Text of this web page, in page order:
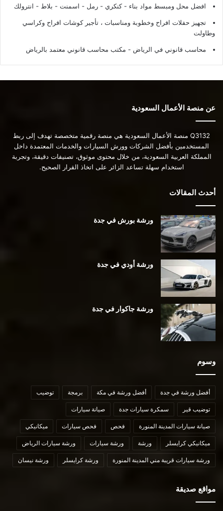
افضل محل ومبسط مواد بناء - كنكري - رمل - اسمنت - بلاط - انترولك
تجهيز حفلات افراح وخطوبة ومناسبات ، تأجير كوشات افراح وكراسي
وطاولت
محاسب قانوني في الرياض - مكتب محاسب قانوني معتمد بالرياض
عن منصة الأعمال السعودية
Q3132 منصة الأعمال السعودية هي منصة رقمية متخصصة تهدف إلى ربط
المستخدمين بأفضل الشركات وورش السيارات والخدمات المعتمدة داخل
المملكة العربية السعودية، من خلال محتوى موثوق، تصنيفات دقيقة، وتجربة
استخدام سهلة تساعد الزائر على اتخاذ القرار الصحيح.
أحدث المقالات
ورشة بورش في جدة
ورشة أودي في جدة
ورشة جاكوار في جدة
وسوم
أفضل ورشة في جدة أفضل ورشة في مكة برمجة توضيب
توضيب قير سمكرة سيارات جدة صيانة سيارات
صيانة سيارات المدينة المنورة فحص فحص سيارات ميكانيكي
ميكانيكي كرايسلر ورشة ورشة سيارات ورشة سيارات الرياض
ورشة سيارات قريبة مني المدينة المنورة ورشة كرايسلر ورشة نيسان
مواقع صديقة